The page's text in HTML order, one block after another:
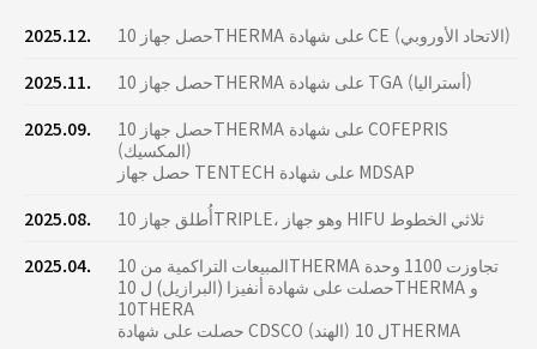
2025.12.
حصل جهاز 10THERMA على شهادة CE (الاتحاد الأوروبي)
2025.11.
حصل جهاز 10THERMA على شهادة TGA (أستراليا)
2025.09.
حصل جهاز 10THERMA على شهادة COFEPRIS
(المكسيك)
حصل جهاز TENTECH على شهادة MDSAP
2025.08.
أُطلق جهاز 10TRIPLE، وهو جهاز HIFU ثلاثي الخطوط
2025.04.
المبيعات التراكمية من 10THERMA تجاوزت 1100 وحدة
حصلت على شهادة أنفيزا (البرازيل) ل 10THERMA و
10THERA
حصلت على شهادة CDSCO (الهند) ل 10THERMA